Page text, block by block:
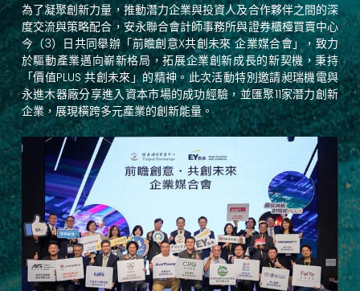
為了凝聚創新力量，推動潛力企業與投資人及合作夥伴之間的深
度交流與策略配合，安永聯合會計師事務所與證券櫃檯買賣中心
今（3）日共同舉辦「前瞻創意X共創未來 企業媒合會」，致力
於驅動產業邁向嶄新格局，拓展企業創新成長的新契機，秉持
「價值PLUS 共創未來」的精神。此次活動特別邀請昶瑞機電與
永進木器廠分享進入資本市場的成功經驗，並匯聚11家潛力創新
企業，展現橫跨多元產業的創新能量。